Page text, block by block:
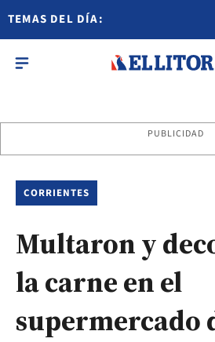
TEMAS DEL DÍA:
PUBLICIDAD
CORRIENTES
Multaron y
la carne en el
supermercado